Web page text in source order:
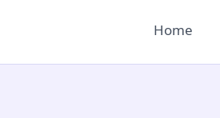
Home